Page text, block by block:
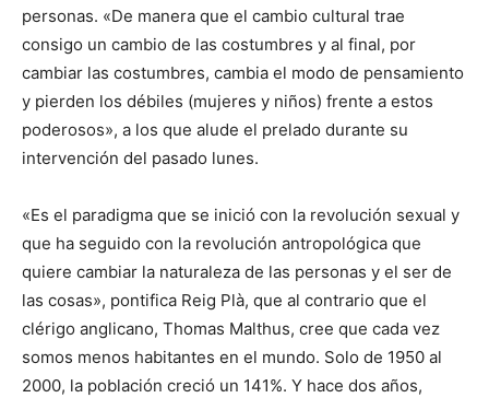
personas. «De manera que el cambio cultural trae
consigo un cambio de las costumbres y al final, por
cambiar las costumbres, cambia el modo de pensamiento
y pierden los débiles (mujeres y niños) frente a estos
poderosos», a los que alude el prelado durante su
intervención del pasado lunes.
«Es el paradigma que se inició con la revolución sexual y
que ha seguido con la revolución antropológica que
quiere cambiar la naturaleza de las personas y el ser de
las cosas», pontifica Reig Plà, que al contrario que el
clérigo anglicano, Thomas Malthus, cree que cada vez
somos menos habitantes en el mundo. Solo de 1950 al
2000, la población creció un 141%. Y hace dos años,